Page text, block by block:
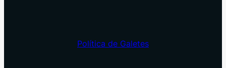
Política de Galetes